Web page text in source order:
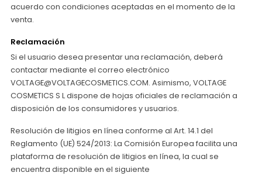
acuerdo con condiciones aceptadas en el momento de la
venta.
Reclamación
Si el usuario desea presentar una reclamación, deberá
contactar mediante el correo electrónico
VOLTAGE@VOLTAGECOSMETICS.COM. Asimismo, VOLTAGE
COSMETICS S L dispone de hojas oficiales de reclamación a
disposición de los consumidores y usuarios.
Resolución de litigios en línea conforme al Art. 14.1 del
Reglamento (UE) 524/2013: La Comisión Europea facilita una
plataforma de resolución de litigios en línea, la cual se
encuentra disponible en el siguiente